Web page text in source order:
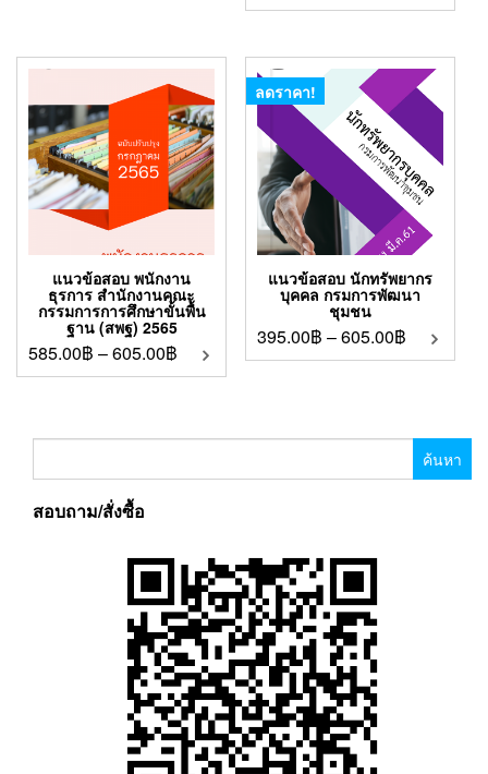
แนวข้อสอบ พนักงาน
ธุรการ สำนักงานคณะ
กรรมการการศึกษาขั้นพื้น
ฐาน (สพฐ) 2565
585.00฿ –605.00฿
ลดราคา!
แนวข้อสอบ นักทรัพยากร
บุคคล กรมการพัฒนา
ชุมชน
395.00฿ –605.00฿
สอบถาม/สั่งซื้อ